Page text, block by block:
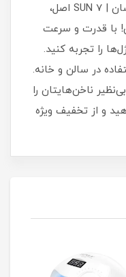
دستگاه یووی ال ای دی (UV-LED) سان | SUN 7 اصل،
با قدرت و سرعت
را تجربه کنید.
در سالن و خانه.
ناخن‌هایتان را
و از تخفیف ویژه